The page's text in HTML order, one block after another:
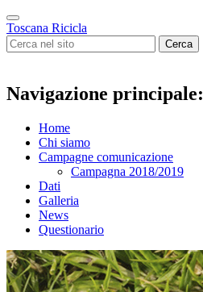
Toscana Ricicla
Cerca
Navigazione principale:
Home
Chi siamo
Campagne comunicazione
Campagna 2018/2019
Dati
Galleria
News
Questionario